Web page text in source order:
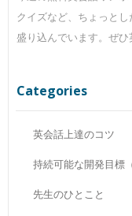
クイズなど、ちょっと
盛り込んでいます。ぜひ
Categories
英会話上達のコツ
持続可能な開発目標
先生のひとこと